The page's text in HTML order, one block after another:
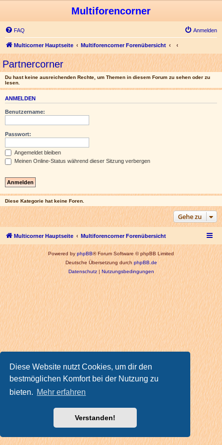
Diese Website nutzt Cookies, um dir den
bestmöglichen Komfort bei der Nutzung zu
bieten. Mehr erfahren
Verstanden!
Multiforencorner
FAQ Anmelden
Multicorner Hauptseite Multiforencorner Forenübersicht
Partnercorner
Du hast keine ausreichenden Rechte, um Themen in diesem Forum zu sehen oder zu
lesen.
ANMELDEN
Benutzername:
Passwort:
Angemeldet bleiben
Meinen Online-Status während dieser Sitzung verbergen
Diese Kategorie hat keine Foren.
Gehe zu
Multicorner Hauptseite Multiforencorner Forenübersicht
Powered byphpBB® Forum Software © phpBB Limited
Deutsche Übersetzung durchphpBB.de
Datenschutz|Nutzungsbedingungen